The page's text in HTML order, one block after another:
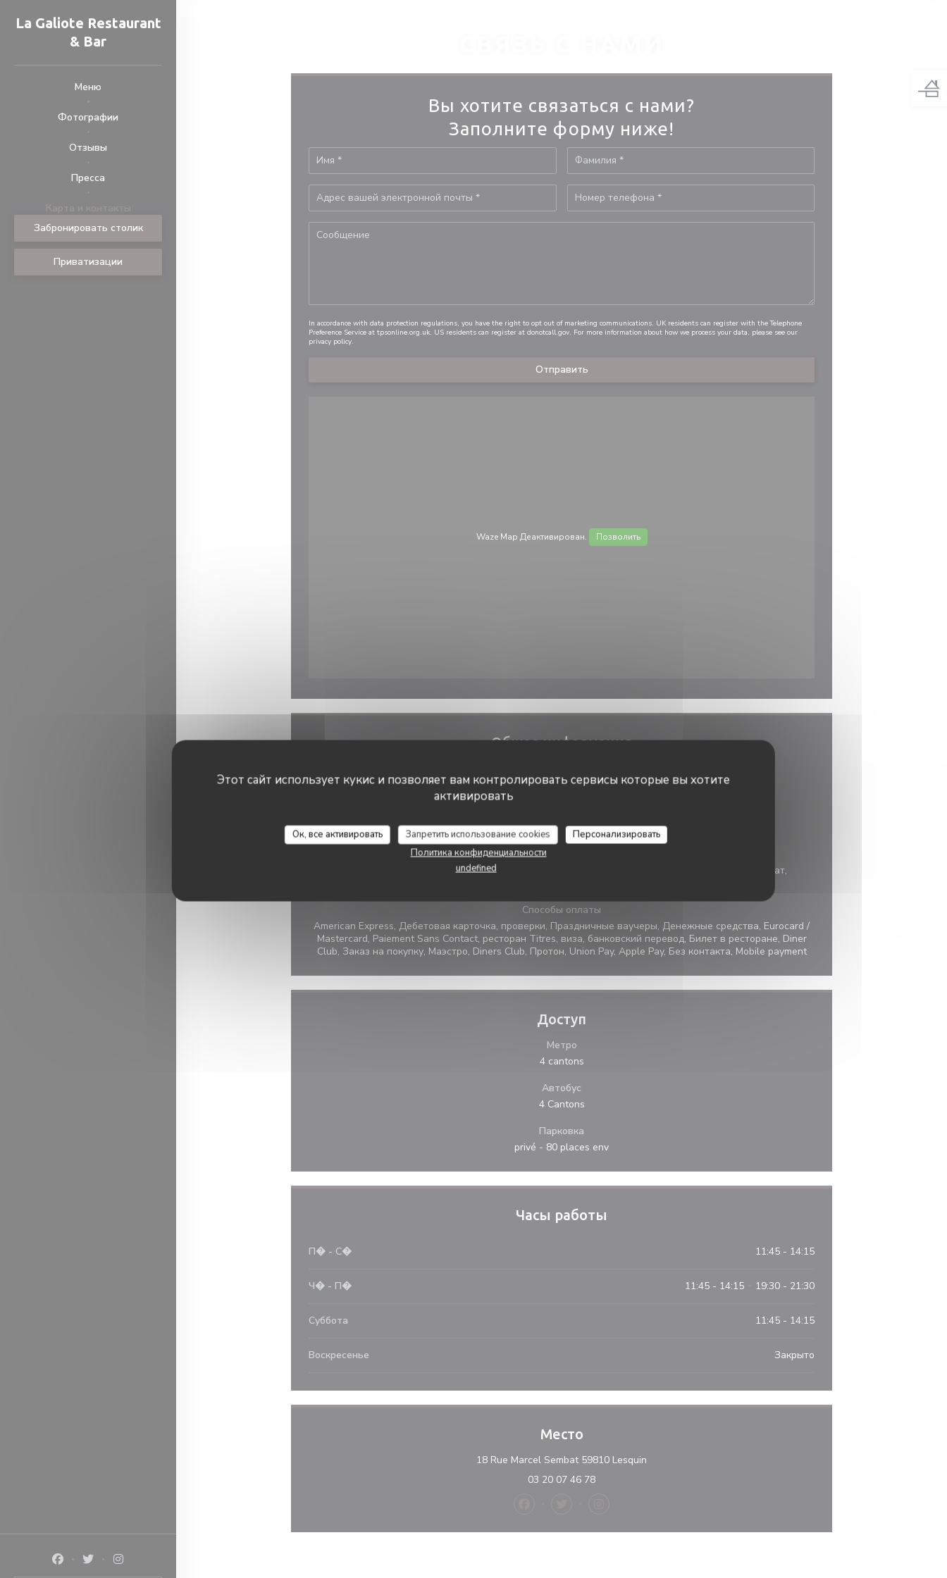
Этот сайт использует кукис и позволяет вам контролировать сервисы которые вы хотите
активировать
Ок, все активировать Запретить использование cookies
Персонализировать
Политика конфиденциальности
undefined
La Galiote Restaurant
& Bar
Меню
Фотографии
Отзывы
Пресса
((открывается в новом окне))
((открывается в новом окне))
Карта и контакты
Забронировать столик
Приватизации
Facebook ((открывается в новом окне))
Twitter ((открывается в новом окне))
Instagram ((открывается в новом окне))
Вы хотите связаться с нами?
Заполните форму ниже!
In accordance with data protection regulations, you have the right to opt out of marketing communications. UK residents can register with the Telephone
Preference Service at tpsonline.org.uk. US residents can register at donotcall.gov. For more information about how we process your data, please see our
privacy policy.
Waze Map Деактивирован. Позволить
Общая информация
Региональная кухня, Французский
Пивной паб, Бар, Традиционный ресторан
Услуги
Семинары и банкеты, Приемная, Летняя терраса, семинар, Групповое питание, Частный прокат,
Способы оплаты
American Express, Дебетовая карточка, проверки, Праздничные ваучеры, Денежные средства, Eurocard /
Mastercard, Paiement Sans Contact, ресторан Titres, виза, банковский перевод, Билет в ресторане, Diner
Club, Заказ на покупку, Маэстро, Diners Club, Протон, Union Pay, Apple Pay, Без контакта, Mobile payment
Доступ
Метро
4 cantons
Автобус
4 Cantons
Парковка
privé - 80 places env
Часы работы
П� - С� 11:45 - 14:15
Ч� - П� 11:45 - 14:15 19:30 - 21:30
Суббота 11:45 - 14:15
Воскресенье Закрыто
Место
18 Rue Marcel Sembat 59810 Lesquin
03 20 07 46 78